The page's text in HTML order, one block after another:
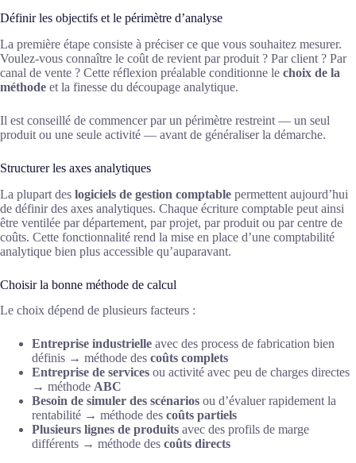
Définir les objectifs et le périmètre d’analyse
La première étape consiste à préciser ce que vous souhaitez mesurer.
Voulez-vous connaître le coût de revient par produit ? Par client ? Par
canal de vente ? Cette réflexion préalable conditionne le choix de la
méthode et la finesse du découpage analytique.
Il est conseillé de commencer par un périmètre restreint — un seul
produit ou une seule activité — avant de généraliser la démarche.
Structurer les axes analytiques
La plupart des logiciels de gestion comptable permettent aujourd’hui
de définir des axes analytiques. Chaque écriture comptable peut ainsi
être ventilée par département, par projet, par produit ou par centre de
coûts. Cette fonctionnalité rend la mise en place d’une comptabilité
analytique bien plus accessible qu’auparavant.
Choisir la bonne méthode de calcul
Le choix dépend de plusieurs facteurs :
Entreprise industrielle avec des process de fabrication bien
définis → méthode des coûts complets
Entreprise de services ou activité avec peu de charges directes
→ méthode ABC
Besoin de simuler des scénarios ou d’évaluer rapidement la
rentabilité → méthode des coûts partiels
Plusieurs lignes de produits avec des profils de marge
différents → méthode des coûts directs